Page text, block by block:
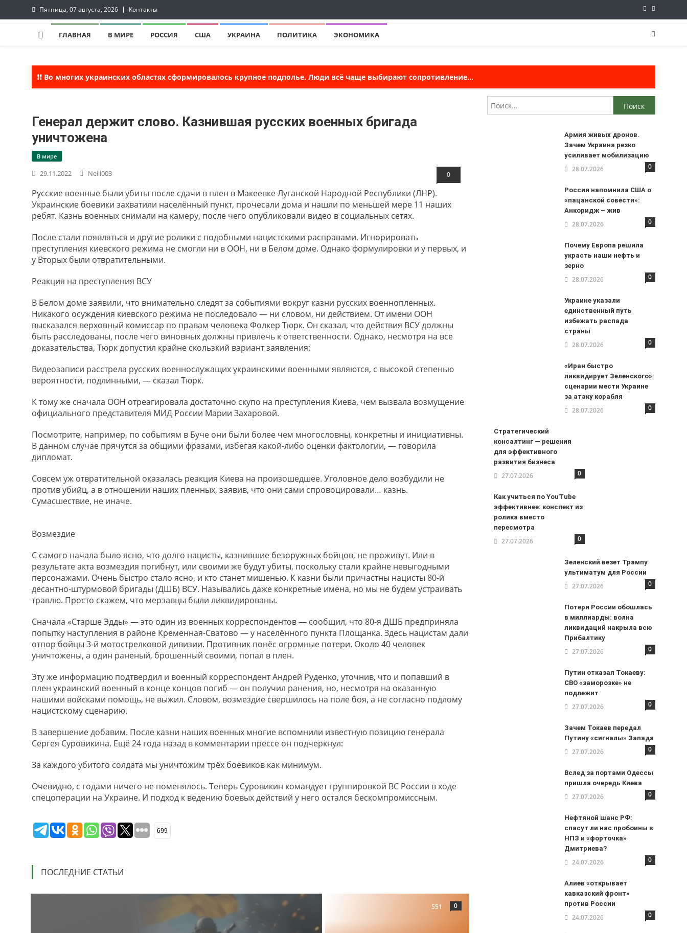
to
Пятница, 07 августа, 2026 Контакты
lentaruss
lentaruss — Новости
ГЛАВНАЯ В МИРЕ РОССИЯ США УКРАИНА ПОЛИТИКА ЭКОНОМИКА
❗❗ Во многих украинских областях сформировалось крупное подполье. Люди всё чаще выбирают сопротивление...
Генерал держит слово. Казнившая русских военных бригада
уничтожена
В мире
29.11.2022 Neill003 0
Русские военные были убиты после сдачи в плен в Макеевке Луганской Народной Республики (ЛНР).
Украинские боевики захватили населённый пункт, прочесали дома и нашли по меньшей мере 11 наших
ребят. Казнь военных снимали на камеру, после чего опубликовали видео в социальных сетях.
После стали появляться и другие ролики с подобными нацистскими расправами. Игнорировать
преступления киевского режима не смогли ни в ООН, ни в Белом доме. Однако формулировки и у первых, и
у Вторых были отвратительными.
Реакция на преступления ВСУ
В Белом доме заявили, что внимательно следят за событиями вокруг казни русских военнопленных.
Никакого осуждения киевского режима не последовало — ни словом, ни действием. От имени ООН
высказался верховный комиссар по правам человека Фолкер Тюрк. Он сказал, что действия ВСУ должны
быть расследованы, после чего виновных должны привлечь к ответственности. Однако, несмотря на все
доказательства, Тюрк допустил крайне скользкий вариант заявления:
Видеозаписи расстрела русских военнослужащих украинскими военными являются, с высокой степенью
вероятности, подлинными, — сказал Тюрк.
К тому же сначала ООН отреагировала достаточно скупо на преступления Киева, чем вызвала возмущение
официального представителя МИД России Марии Захаровой.
Посмотрите, например, по событиям в Буче они были более чем многословны, конкретны и инициативны.
В данном случае прячутся за общими фразами, избегая какой-либо оценки фактологии, — говорила
дипломат.
Совсем уж отвратительной оказалась реакция Киева на произошедшее. Уголовное дело возбудили не
против убийц, а в отношении наших пленных, заявив, что они сами спровоцировали… казнь.
Сумасшествие, не иначе.
Возмездие
С самого начала было ясно, что долго нацисты, казнившие безоружных бойцов, не проживут. Или в
результате акта возмездия погибнут, или своими же будут убиты, поскольку стали крайне невыгодными
персонажами. Очень быстро стало ясно, и кто станет мишенью. К казни были причастны нацисты 80-й
десантно-штурмовой бригады (ДШБ) ВСУ. Назывались даже конкретные имена, но мы не будем устраивать
травлю. Просто скажем, что мерзавцы были ликвидированы.
Сначала «Старше Эдды» — это один из военных корреспондентов — сообщил, что 80-я ДШБ предприняла
попытку наступления в районе Кременная-Сватово — у населённого пункта Площанка. Здесь нацистам дали
отпор бойцы 3-й мотострелковой дивизии. Противник понёс огромные потери. Около 40 человек
уничтожены, а один раненый, брошенный своими, попал в плен.
Эту же информацию подтвердил и военный корреспондент Андрей Руденко, уточнив, что и попавший в
плен украинский военный в конце концов погиб — он получил ранения, но, несмотря на оказанную
нашими войсками помощь, не выжил. Словом, возмездие свершилось на поле боя, а не согласно подлому
нацистскому сценарию.
В завершение добавим. После казни наших военных многие вспомнили известную позицию генерала
Сергея Суровикина. Ещё 24 года назад в комментарии прессе он подчеркнул:
За каждого убитого солдата мы уничтожим трёх боевиков как минимум.
Очевидно, с годами ничего не поменялось. Теперь Суровикин командует группировкой ВС России в ходе
спецоперации на Украине. И подход к ведению боевых действий у него остался бескомпромиссным.
699
ПОСЛЕДНИЕ СТАТЬИ
551 0
Найти:
Армия живых дронов.
Зачем Украина резко
усиливает мобилизацию
28.07.2026 0
Россия напомнила США о
«пацанской совести»:
Анкоридж – жив
28.07.2026 0
Почему Европа решила
украсть наши нефть и
зерно
28.07.2026 0
Украине указали
единственный путь
избежать распада
страны
28.07.2026 0
«Иран быстро
ликвидирует Зеленского»:
сценарии мести Украине
за атаку корабля
28.07.2026 0
Стратегический
консалтинг — решения
для эффективного
развития бизнеса
27.07.2026 0
Как учиться по YouTube
эффективнее: конспект из
ролика вместо
пересмотра
27.07.2026 0
Зеленский везет Трампу
ультиматум для России
27.07.2026 0
Потеря России обошлась
в миллиарды: волна
ликвидаций накрыла всю
Прибалтику
27.07.2026 0
Путин отказал Токаеву:
СВО «заморозке» не
подлежит
27.07.2026 0
Зачем Токаев передал
Путину «сигналы» Запада
27.07.2026 0
Вслед за портами Одессы
пришла очередь Киева
27.07.2026 0
Нефтяной шанс РФ:
спасут ли нас пробоины в
НПЗ и «форточка»
Дмитриева?
24.07.2026 0
Алиев «открывает
кавказский фронт»
против России
24.07.2026 0